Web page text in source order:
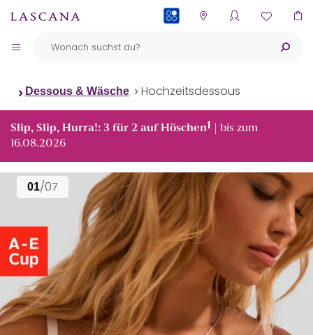
Dessous & Wäsche Hochzeitsdessous
Slip, Slip, Hurra!: 3 für 2 auf Höschen1 | bis zum
16.08.2026
01/07